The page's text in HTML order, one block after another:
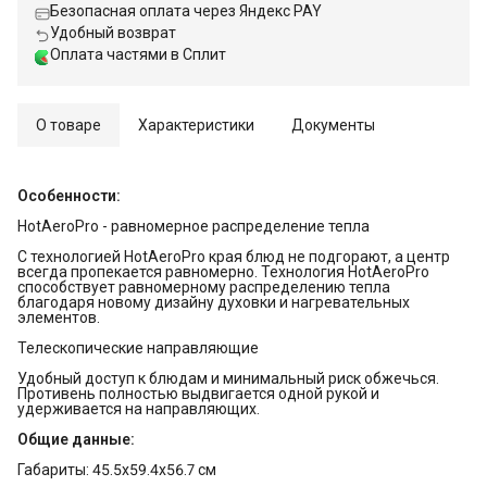
Безопасная оплата через Яндекс PAY
Удобный возврат
Оплата частями в Сплит
О товаре Характеристики Документы
Особенности:
HotAeroPro - равномерное распределение тепла
С технологией HotAeroPro края блюд не подгорают, а центр
всегда пропекается равномерно. Технология HotAeroPro
способствует равномерному распределению тепла
благодаря новому дизайну духовки и нагревательных
элементов.
Телескопические направляющие
Удобный доступ к блюдам и минимальный риск обжечься.
Противень полностью выдвигается одной рукой и
удерживается на направляющих.
Общие данные:
Габариты: 45.5x59.4x56.7 см